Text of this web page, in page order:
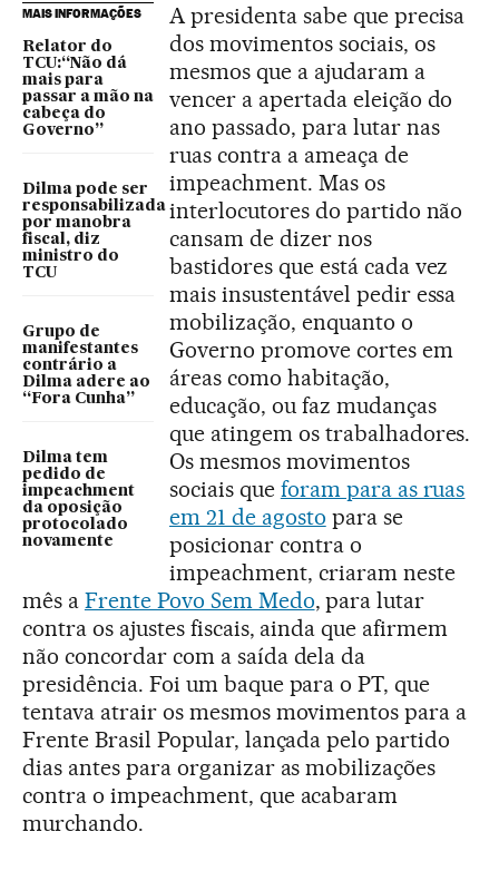
MAIS INFORMAÇÕES
Relator do
TCU:“Não dá
mais para
passar a mão na
cabeça do
Governo”
Dilma pode ser
responsabilizada
por manobra
fiscal, diz
ministro do
TCU
Grupo de
manifestantes
contrário a
Dilma adere ao
“Fora Cunha”
Dilma tem
pedido de
impeachment
da oposição
protocolado
novamente
A presidenta sabe que precisa
dos movimentos sociais, os
mesmos que a ajudaram a
vencer a apertada eleição do
ano passado, para lutar nas
ruas contra a ameaça de
impeachment. Mas os
interlocutores do partido não
cansam de dizer nos
bastidores que está cada vez
mais insustentável pedir essa
mobilização, enquanto o
Governo promove cortes em
áreas como habitação,
educação, ou faz mudanças
que atingem os trabalhadores.
Os mesmos movimentos
sociais que foram para as ruas
em 21 de agosto para se
posicionar contra o
impeachment, criaram neste
mês a Frente Povo Sem Medo, para lutar
contra os ajustes fiscais, ainda que afirmem
não concordar com a saída dela da
presidência. Foi um baque para o PT, que
tentava atrair os mesmos movimentos para a
Frente Brasil Popular, lançada pelo partido
dias antes para organizar as mobilizações
contra o impeachment, que acabaram
murchando.